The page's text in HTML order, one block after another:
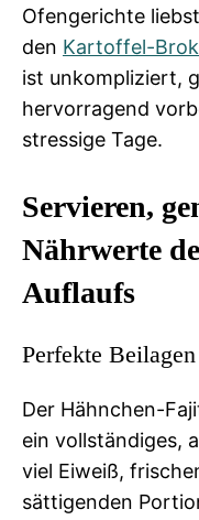
Ofengerichte
den Kartoffel-
ist unkompliziert,
hervorragend
stressige Tage.
Servieren,
Nährwerte
Auflaufs
Perfekte
Der Hähnchen-
ein vollständiges,
viel Eiweiß,
sättigenden